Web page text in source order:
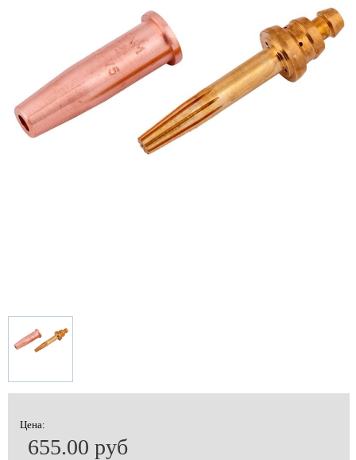
Цена:
655.00 руб